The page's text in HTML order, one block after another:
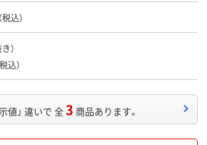
（税込）
）
税込）
値」 違いで 全3 商品あります。